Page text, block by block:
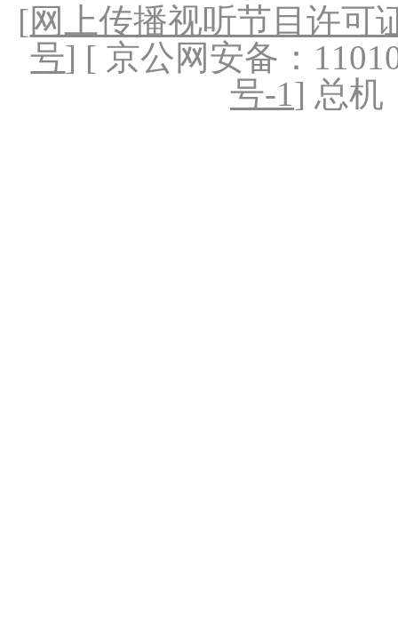
[网上传播视听节目许可
号] [ 京公网安备：
号-1] 总机